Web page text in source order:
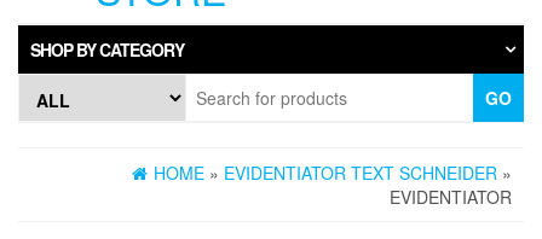
SHOP BY CATEGORY
GO
HOME » EVIDENTIATOR TEXT SCHNEIDER »
EVIDENTIATOR